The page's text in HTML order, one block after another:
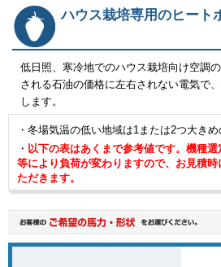
ハウス栽培専用のヒート
低日照、寒冷地でのハウス栽培向け空調
される石油の価格に左右されない電気で
します。
・冬場気温の低い地域は1または2つ大きめ
・ 以下の表はあくまで参考値です。機種
等により負荷が変わりますので、お見積
ただきます。